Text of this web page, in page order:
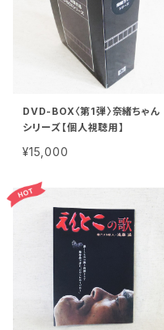
DVD-BOX〈第1弾〉奈緒ちゃん
シリーズ【個人視聴用】
¥15,000